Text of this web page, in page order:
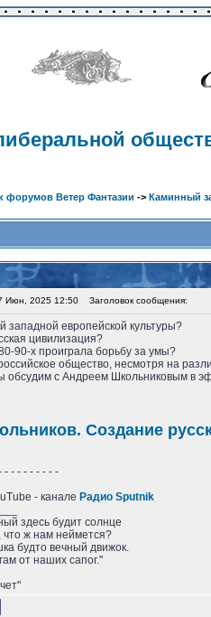
форумов Ветер Фантазии -> Каминный
Июн, 2025 12:50 Заголовок сообщения:
западной европейской культуры?
цивилизация?
90-х проиграла борьбу за умы?
общество, несмотря на
обсудим с Андреем Школьниковым в
Создание
- - - - - - - - -
- канале Радио Sputnik
здесь будит солнце
что ж нам неймется?
будто вечный движок.
от наших сапог."